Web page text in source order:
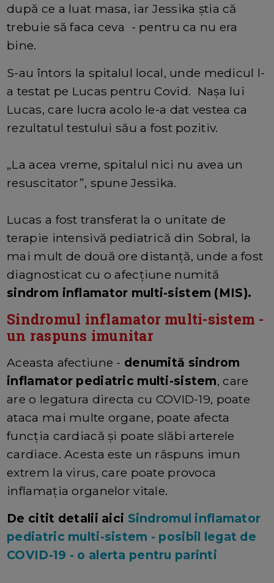
după ce a luat masa, iar Jessika știa că
trebuie să faca ceva - pentru ca nu era
bine.
S-au întors la spitalul local, unde medicul l-
a testat pe Lucas pentru Covid. Nașa lui
Lucas, care lucra acolo le-a dat vestea ca
rezultatul testului său a fost pozitiv.
„La acea vreme, spitalul nici nu avea un
resuscitator”, spune Jessika.
Lucas a fost transferat la o unitate de
terapie intensivă pediatrică din Sobral, la
mai mult de două ore distanță, unde a fost
diagnosticat cu o afecțiune numită
sindrom inflamator multi-sistem (MIS).
Sindromul inflamator multi-sistem -
un raspuns imunitar
Aceasta afectiune - denumită sindrom
inflamator pediatric multi-sistem, care
are o legatura directa cu COVID-19, poate
ataca mai multe organe, poate afecta
funcția cardiacă și poate slăbi arterele
cardiace. Acesta este un răspuns imun
extrem la virus, care poate provoca
inflamația organelor vitale.
De citit detalii aici Sindromul inflamator
pediatric multi-sistem - posibil legat de
COVID-19 - o alerta pentru parinti